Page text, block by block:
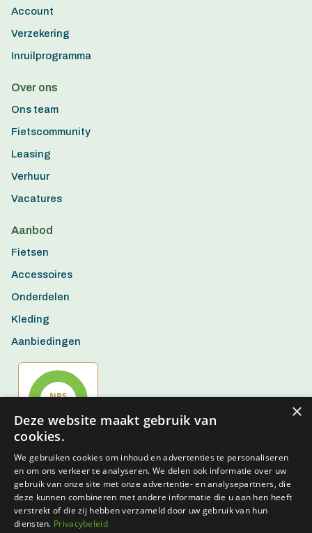
Account
Verzekering
Inruilprogramma
Over ons
Ons team
Fietscommunity
Leasing
Verhuur
Vacatures
Aanbod
Fietsen
Accessoires
Onderdelen
Kleding
Aanbiedingen
×
Deze website maakt gebruik van
cookies.
We gebruiken cookies om inhoud en advertenties te personaliseren
en om ons verkeer te analyseren. We delen ook informatie over uw
gebruik van onze site met onze advertentie- en analysepartners, die
deze kunnen combineren met andere informatie die u aan hen heeft
verstrekt of die zij hebben verzameld door uw gebruik van hun
diensten. Privacybeleid